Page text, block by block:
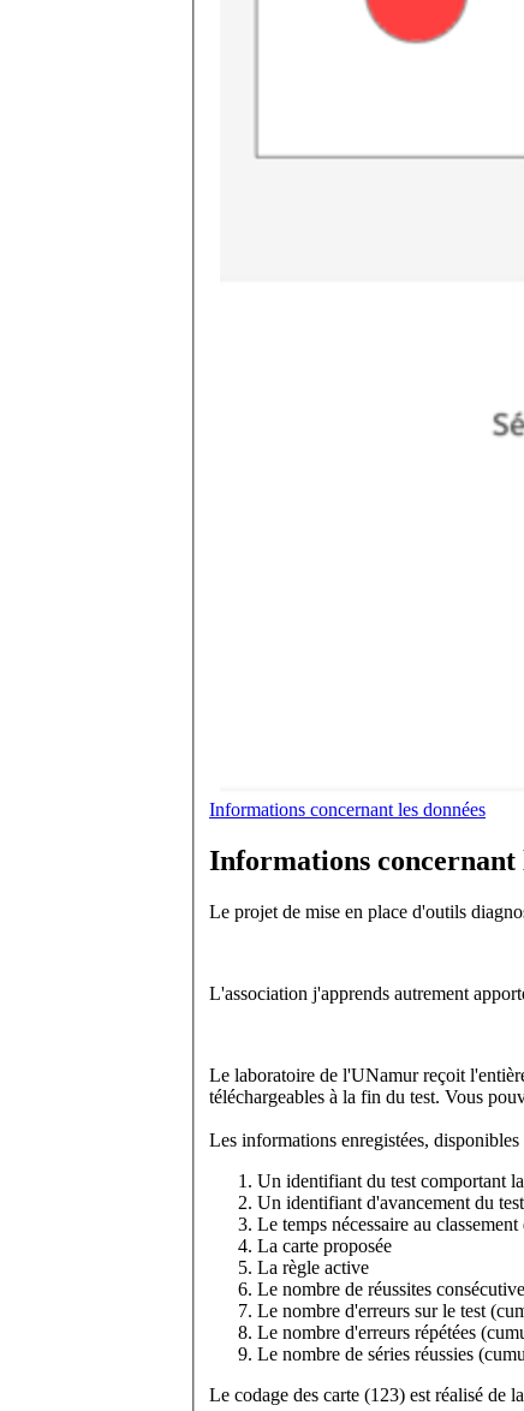
Informations concernant les données
Informations concernant
Le projet de mise en place d'outils
L'association j'apprends autrement
Le laboratoire de l'UNamur reçoit
téléchargeables à la fin du test. Vous
Les informations enregistées,
Un identifiant du test comportant
Le temps nécessaire au
La carte proposée
La règle active
Le nombre de réussites
Le nombre d'erreurs sur le test
Le nombre d'erreurs répétées
Le nombre de séries réussies
Le codage des carte (123) est réalisé de